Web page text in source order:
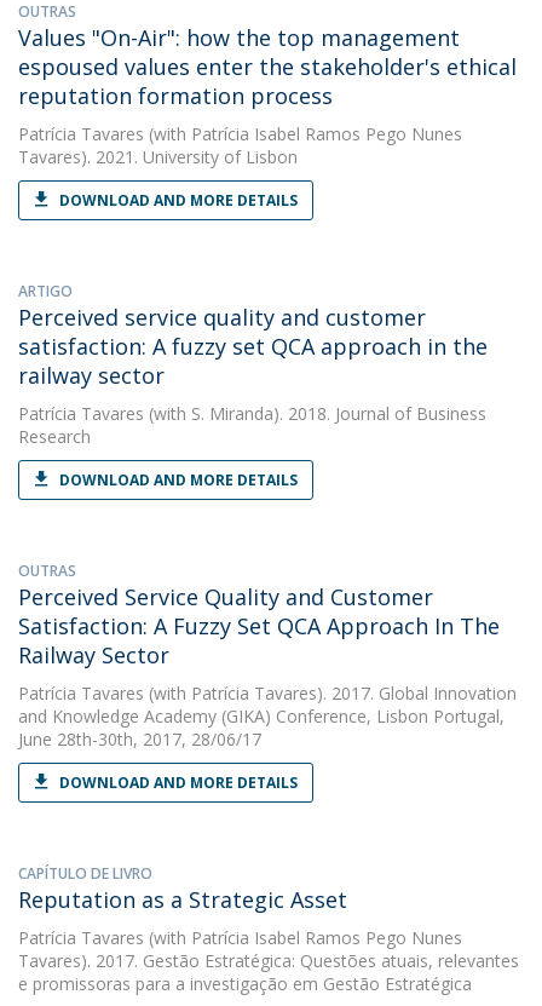
OUTRAS
Values "On-Air": how the top management
espoused values enter the stakeholder's ethical
reputation formation process
Patrícia Tavares (with Patrícia Isabel Ramos Pego Nunes
Tavares). 2021. University of Lisbon
DOWNLOAD AND MORE DETAILS
ARTIGO
Perceived service quality and customer
satisfaction: A fuzzy set QCA approach in the
railway sector
Patrícia Tavares (with S. Miranda). 2018. Journal of Business
Research
DOWNLOAD AND MORE DETAILS
OUTRAS
Perceived Service Quality and Customer
Satisfaction: A Fuzzy Set QCA Approach In The
Railway Sector
Patrícia Tavares (with Patrícia Tavares). 2017. Global Innovation
and Knowledge Academy (GIKA) Conference, Lisbon Portugal,
June 28th-30th, 2017, 28/06/17
DOWNLOAD AND MORE DETAILS
CAPÍTULO DE LIVRO
Reputation as a Strategic Asset
Patrícia Tavares (with Patrícia Isabel Ramos Pego Nunes
Tavares). 2017. Gestão Estratégica: Questões atuais, relevantes
e promissoras para a investigação em Gestão Estratégica